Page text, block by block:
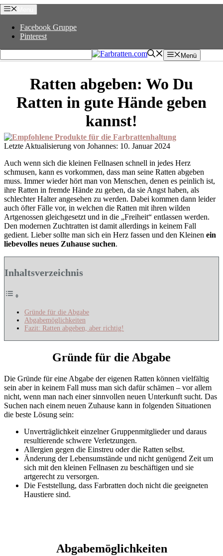
Zum
Inhalt
springenFacebook Gruppe
Pinterest
Menü
Ratten abgeben: Wo Du
Ratten in gute Hände geben
kannst!
10. Januar 2024
Auch wenn sich die kleinen Fellnasen schnell in jedes Herz
schmusen, kann es vorkommen, dass man seine Ratten abgeben
muss. Immer wieder hört man von Menschen, denen es peinlich ist,
ihre Ratten in fremde Hände zu geben, da sie Angst haben, als
schlechter Halter angesehen zu werden. Dabei kommen dann leider
auch öfter Fälle vor, in welchen die Ratten mit ihren wilden
Artgenossen gleichgesetzt und in die „Freiheit“ entlassen werden.
Den modernen Zuchtratten ist damit allerdings in keinem Fall
gedient. Lieber sollte man sich ein Herz fassen und den Kleinen ein
liebevolles neues Zuhause suchen.
Inhaltsverzeichnis
Gründe für die Abgabe
Abgabemöglichkeiten
Fazit: Ratten abgeben, aber richtig!
Gründe für die Abgabe
Die Gründe für eine Abgabe der eigenen Ratten können vielfältig
sein aber in keinem Fall muss man sich dafür schämen – vor allem
nicht, wenn man nach einer sinnvollen neuen Unterkunft sucht. Das
Suchen nach einem neuen Zuhause kann in folgenden Situationen
die beste Lösung sein:
Unverträglichkeit einzelner Gruppenmitglieder und daraus
resultierende schwere Verletzungen.
Allergien gegen die Einstreu oder die Ratten selbst.
Änderung der Lebensumstände und nicht genügend Zeit um
sich mit den kleinen Fellnasen zu beschäftigen und sie
artgerecht zu versorgen.
Die Feststellung, dass Farbratten doch nicht die geeigneten
Haustiere sind.
Abgabemöglichkeiten